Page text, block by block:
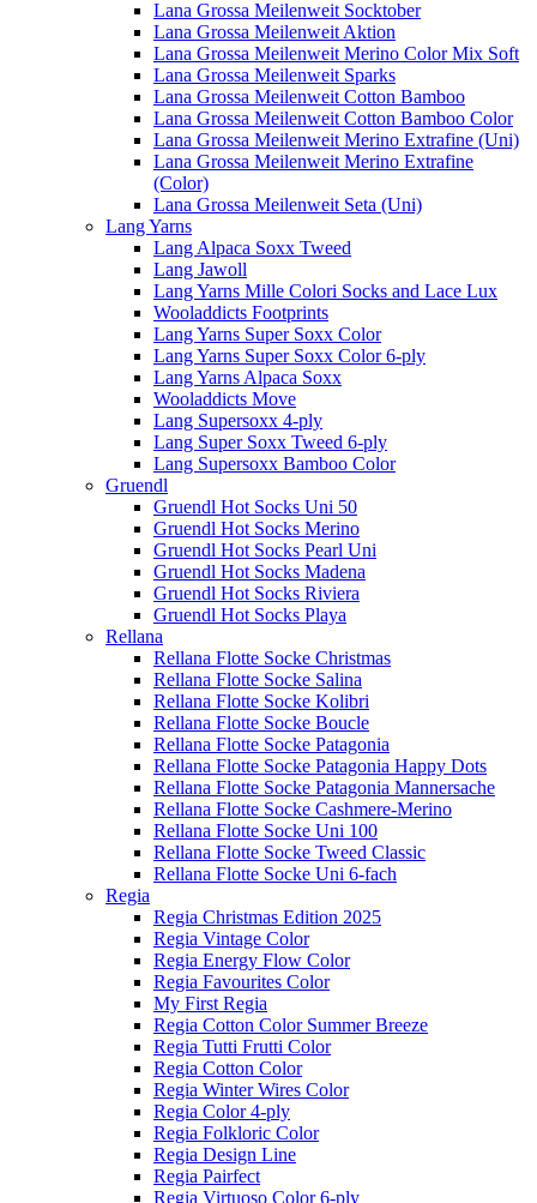
Lana Grossa Meilenweit Socktober
Lana Grossa Meilenweit Aktion
Lana Grossa Meilenweit Merino Color Mix Soft
Lana Grossa Meilenweit Sparks
Lana Grossa Meilenweit Cotton Bamboo
Lana Grossa Meilenweit Cotton Bamboo Color
Lana Grossa Meilenweit Merino Extrafine (Uni)
Lana Grossa Meilenweit Merino Extrafine
(Color)
Lana Grossa Meilenweit Seta (Uni)
Lang Yarns
Lang Alpaca Soxx Tweed
Lang Jawoll
Lang Yarns Mille Colori Socks and Lace Lux
Wooladdicts Footprints
Lang Yarns Super Soxx Color
Lang Yarns Super Soxx Color 6-ply
Lang Yarns Alpaca Soxx
Wooladdicts Move
Lang Supersoxx 4-ply
Lang Super Soxx Tweed 6-ply
Lang Supersoxx Bamboo Color
Gruendl
Gruendl Hot Socks Uni 50
Gruendl Hot Socks Merino
Gruendl Hot Socks Pearl Uni
Gruendl Hot Socks Madena
Gruendl Hot Socks Riviera
Gruendl Hot Socks Playa
Rellana
Rellana Flotte Socke Christmas
Rellana Flotte Socke Salina
Rellana Flotte Socke Kolibri
Rellana Flotte Socke Boucle
Rellana Flotte Socke Patagonia
Rellana Flotte Socke Patagonia Happy Dots
Rellana Flotte Socke Patagonia Mannersache
Rellana Flotte Socke Cashmere-Merino
Rellana Flotte Socke Uni 100
Rellana Flotte Socke Tweed Classic
Rellana Flotte Socke Uni 6-fach
Regia
Regia Christmas Edition 2025
Regia Vintage Color
Regia Energy Flow Color
Regia Favourites Color
My First Regia
Regia Cotton Color Summer Breeze
Regia Tutti Frutti Color
Regia Cotton Color
Regia Winter Wires Color
Regia Color 4-ply
Regia Folkloric Color
Regia Design Line
Regia Pairfect
Regia Virtuoso Color 6-ply